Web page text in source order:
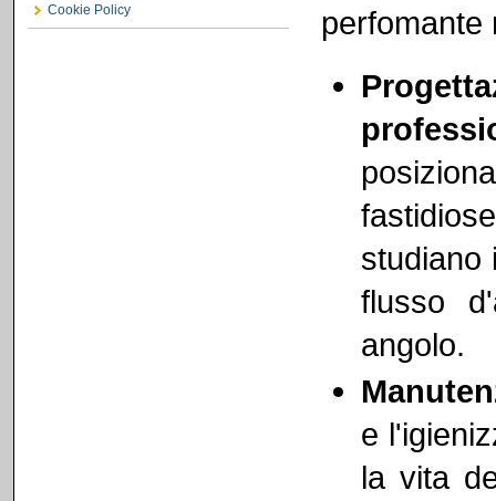
Cookie Policy
perfomante
studiano
flusso
angolo.
e
la vita